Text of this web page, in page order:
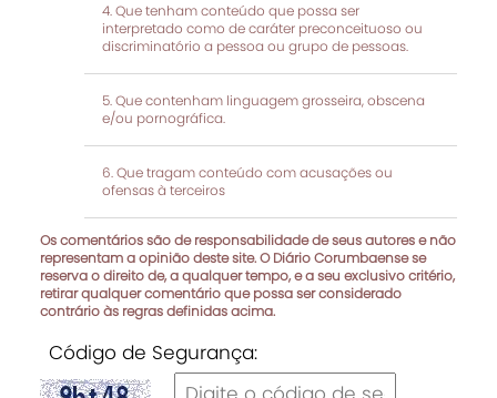
Que tenham conteúdo que possa ser
interpretado como de caráter preconceituoso ou
discriminatório a pessoa ou grupo de pessoas.
Que contenham linguagem grosseira, obscena
e/ou pornográfica.
Que tragam conteúdo com acusações ou
ofensas à terceiros
Os comentários são de responsabilidade de seus autores e não
representam a opinião deste site. O Diário Corumbaense se
reserva o direito de, a qualquer tempo, e a seu exclusivo critério,
retirar qualquer comentário que possa ser considerado
contrário às regras definidas acima.
Código de Segurança: